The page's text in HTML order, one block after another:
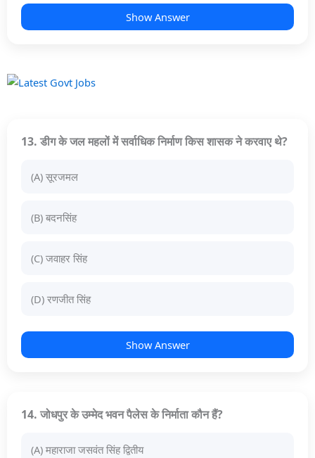
Show Answer
13. डीग के जल महलों में सर्वाधिक निर्माण किस शासक ने करवाए थे?
(A) सूरजमल
(B) बदनसिंह
(C) जवाहर सिंह
(D) रणजीत सिंह
Show Answer
14. जोधपुर के उम्मेद भवन पैलेस के निर्माता कौन हैं?
(A) महाराजा जसवंत सिंह द्वितीय